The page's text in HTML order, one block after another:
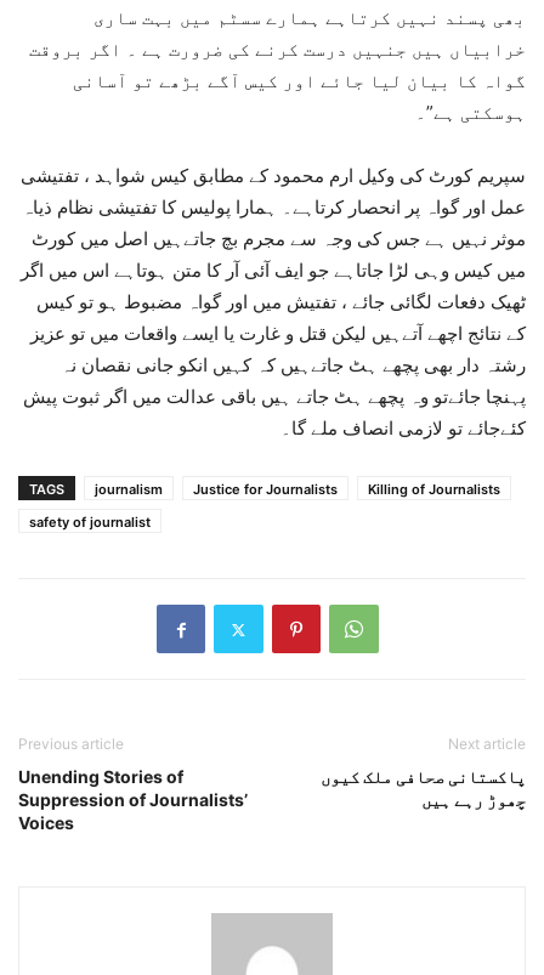
بھی پسند نہیں کرتاہے ہمارے سسٹم میں بہت ساری
خرابیاں ہیں جنہیں درست کرنے کی ضرورت ہے ۔ اگر بروقت
گواہ کا بیان لیا جائے اور کیس آگے بڑھے تو آسانی
ہوسکتی ہے”۔
سپریم کورٹ کی وکیل ارم محمود کے مطابق کیس شواہد ، تفتیشی
عمل اور گواہ پر انحصار کرتاہے۔ ہمارا پولیس کا تفتیشی نظام ذیاہ
موثر نہیں ہے جس کی وجہ سے مجرم بچ جاتےہیں اصل میں کورٹ
میں کیس وہی لڑا جاتاہے جو ایف آئی آر کا متن ہوتاہے اس میں اگر
ٹھیک دفعات لگائی جائے ، تفتیش میں اور گواہ مضبوط ہو تو کیس
کے نتائج اچھے آتےہیں لیکن قتل و غارت یا ایسے واقعات میں تو عزیز
رشتہ دار بھی پچھے ہٹ جاتےہیں کہ کہیں انکو جانی نقصان نہ
پہنچا جائےتو وہ پچھے ہٹ جاتے ہیں باقی عدالت میں اگر ثبوت پیش
کئےجائے تو لازمی انصاف ملے گا۔
TAGS journalism Justice for Journalists
Killing of Journalists
safety of journalist
Previous article
Unending Stories of
Suppression of Journalists’
Voices
Next article
پاکستانی صحافی ملک کیوں
چھوڑ رہے ہیں